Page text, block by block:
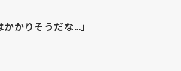
かかりそうだな…」